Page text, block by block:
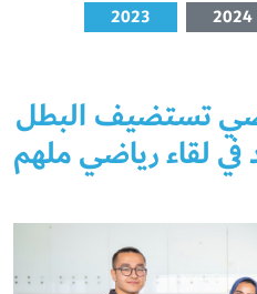
2024
2023
تستضيف البطل
لقاء رياضي ملهم